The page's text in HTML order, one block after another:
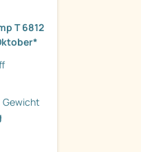
T 6812
Gewicht